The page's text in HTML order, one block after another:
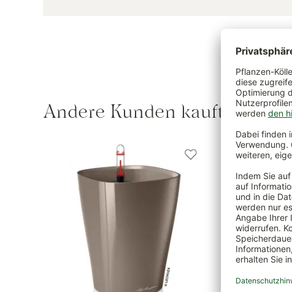
Andere Kunden kauften auch